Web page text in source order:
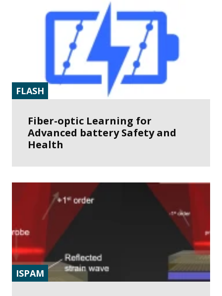
FLASH
Fiber-optic Learning for
Advanced battery Safety and
Health
ISPAM